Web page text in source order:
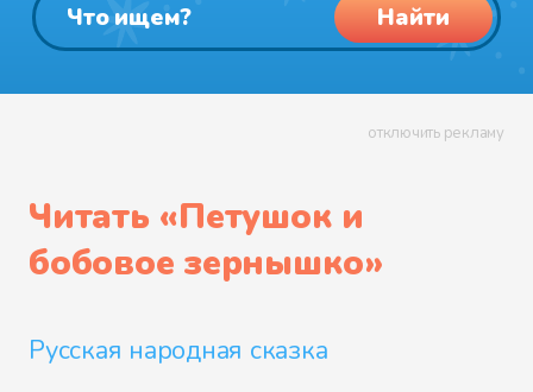
Найти
отключить рекламу
Читать «Петушок и
бобовое зернышко»
Русская народная сказка